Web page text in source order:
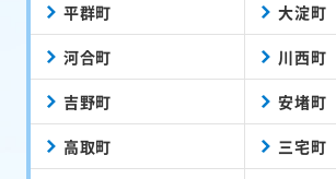
平群町 大淀町
河合町 川西町
吉野町 安堵町
高取町 三宅町